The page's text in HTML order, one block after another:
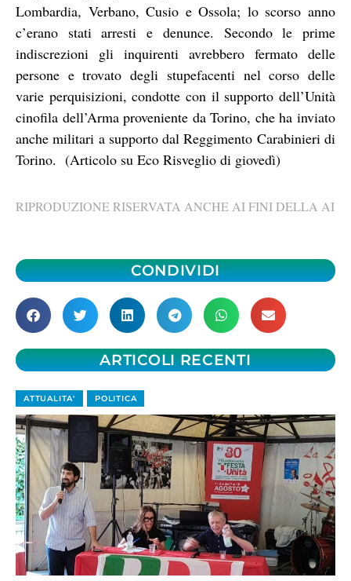
Lombardia, Verbano, Cusio e Ossola; lo scorso anno
c’erano stati arresti e denunce. Secondo le prime
indiscrezioni gli inquirenti avrebbero fermato delle
persone e trovato degli stupefacenti nel corso delle
varie perquisizioni, condotte con il supporto dell’Unità
cinofila dell’Arma proveniente da Torino, che ha inviato
anche militari a supporto dal Reggimento Carabinieri di
Torino. (Articolo su Eco Risveglio di giovedì)
RIPRODUZIONE RISERVATA ANCHE AI FINI DELLA AI
CONDIVIDI
ARTICOLI RECENTI
ATTUALITA' POLITICA